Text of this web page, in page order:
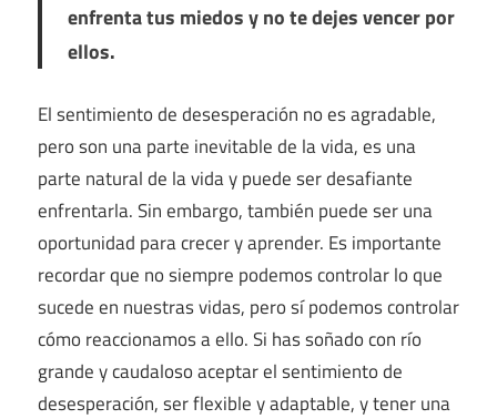
enfrenta tus miedos y no te dejes vencer por
ellos.
El sentimiento de desesperación no es agradable,
pero son una parte inevitable de la vida, es una
parte natural de la vida y puede ser desafiante
enfrentarla. Sin embargo, también puede ser una
oportunidad para crecer y aprender. Es importante
recordar que no siempre podemos controlar lo que
sucede en nuestras vidas, pero sí podemos controlar
cómo reaccionamos a ello. Si has soñado con río
grande y caudaloso aceptar el sentimiento de
desesperación, ser flexible y adaptable, y tener una